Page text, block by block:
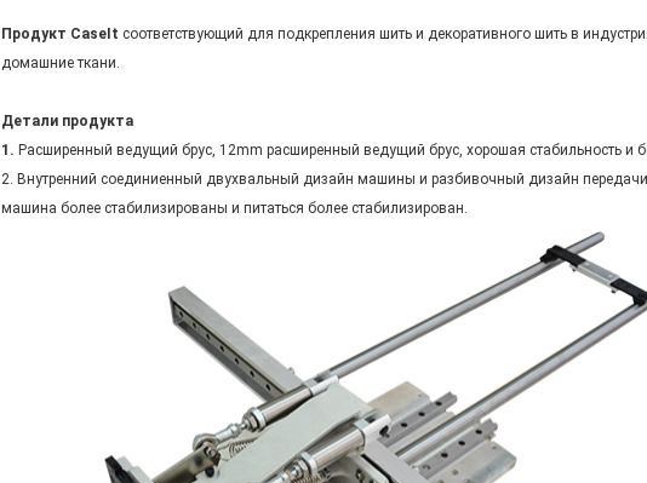
Продукт CaseIt соответствующий для подкрепления шить и декоративного шить в
домашние ткани.
Детали продукта
1. Расширенный ведущий брус, 12mm расширенный ведущий брус, хорошая стабильность и
2. Внутренний соединиенный двухвальный дизайн машины и разбивочный дизайн
машина более стабилизированы и питаться более стабилизирован.